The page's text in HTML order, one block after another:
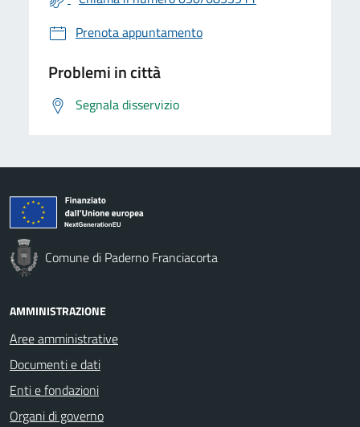
Prenota appuntamento
Problemi in città
Segnala disservizio
Comune di Paderno Franciacorta
AMMINISTRAZIONE
Aree amministrative
Documenti e dati
Enti e fondazioni
Organi di governo